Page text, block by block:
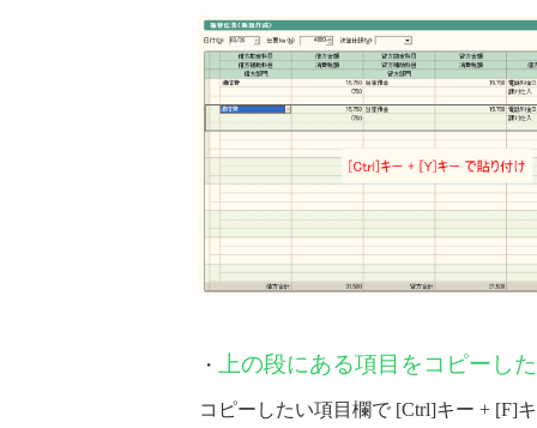
・ 上の段にある項目をコピーし
コピーしたい項目欄で [Ctrl]キー + [F]